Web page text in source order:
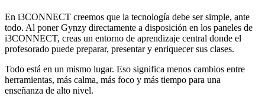
En i3CONNECT creemos que la tecnología debe ser simple, ante
todo. Al poner Gynzy directamente a disposición en los paneles de
i3CONNECT, creas un entorno de aprendizaje central donde el
profesorado puede preparar, presentar y enriquecer sus clases.
Todo está en un mismo lugar. Eso significa menos cambios entre
herramientas, más calma, más foco y más tiempo para una
enseñanza de alto nivel.